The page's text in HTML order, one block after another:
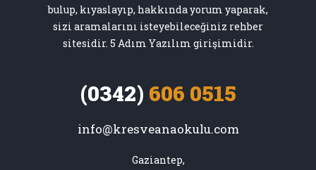
bulup, kıyaslayıp, hakkında yorum yaparak,
sizi aramalarını isteyebileceğiniz rehber
sitesidir. 5 Adım Yazılım girişimidir.
(0342) 606 0515
info@kresveanaokulu.com
Gaziantep,